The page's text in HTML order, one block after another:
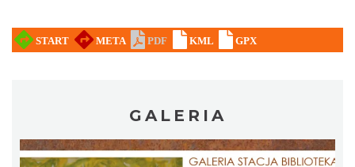
2026-08-10
10.26 km
GALERIA